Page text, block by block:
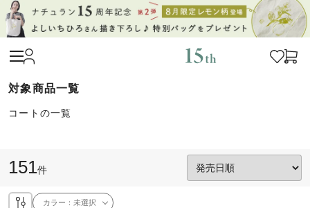
コートの一覧
151件
カラー：未選択